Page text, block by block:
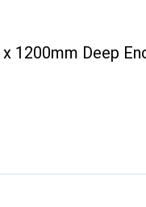
1200mm Deep